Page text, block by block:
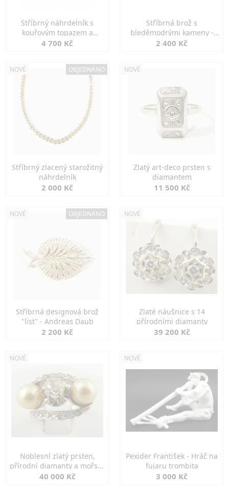
Stříbrný náhrdelník s
kouřovým topazem a
markazity
4 700 Kč
Stříbrná brož s
bleděmodrými kameny -
jemná elegance
2 400 Kč
NOVÉ OBJEDNÁNO
Stříbrný zlacený starožitný
náhrdelník
2 000 Kč
NOVÉ
Zlatý art-deco prsten s
diamantem
11 500 Kč
NOVÉ OBJEDNÁNO
Stříbrná designová brož
"list" - Andreas Daub
2 200 Kč
NOVÉ
Zlaté náušnice s 14
přírodními diamanty
39 200 Kč
NOVÉ
Noblesní zlatý prsten,
přírodní diamanty a mořské
perly
40 000 Kč
NOVÉ
Pexider František - Hráč na
fujaru trombita
3 000 Kč